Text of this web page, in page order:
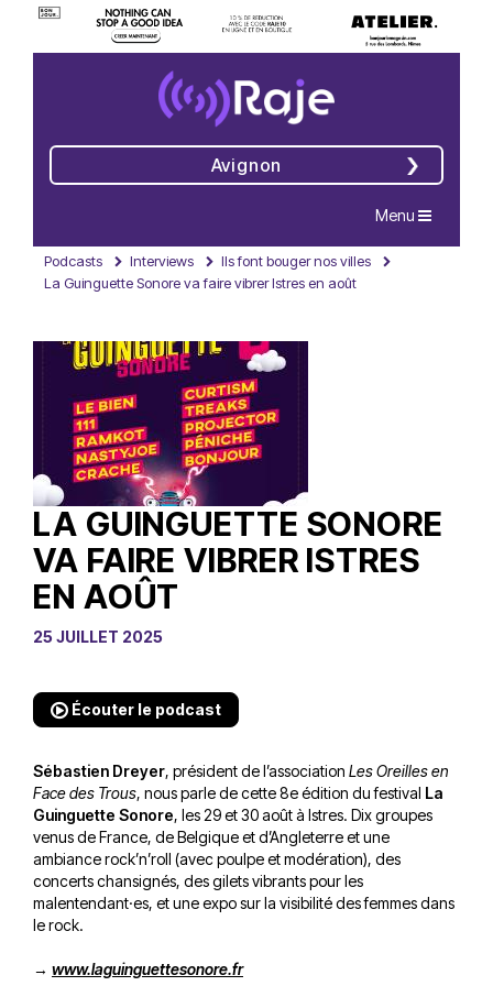
Avignon
Navigation
Menu
Podcasts Interviews
Ils font bouger nos villes
La Guinguette Sonore va faire vibrer Istres en août
LA GUINGUETTE SONORE
VA FAIRE VIBRER ISTRES
EN AOÛT
25 JUILLET 2025
Écouter le podcast
Sébastien Dreyer, président de l’association Les Oreilles en
Face des Trous, nous parle de cette 8e édition du festival La
Guinguette Sonore, les 29 et 30 août à Istres. Dix groupes
venus de France, de Belgique et d’Angleterre et une
ambiance rock’n’roll (avec poulpe et modération), des
concerts chansignés, des gilets vibrants pour les
malentendant·es, et une expo sur la visibilité des femmes dans
le rock.
→ www.laguinguettesonore.fr